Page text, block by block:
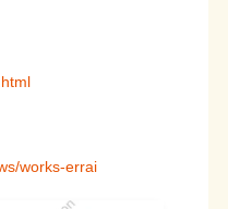
works-errai